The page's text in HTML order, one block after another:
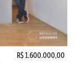
R$ 1.600.000,00